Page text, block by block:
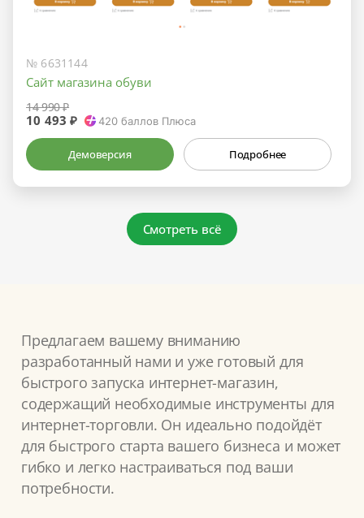
№ 6631144
Сайт магазина обуви
14 990 ₽
10 493 ₽ 420баллов Плюса
Демоверсия Подробнее
Смотреть всё
Предлагаем вашему вниманию
разработанный нами и уже готовый для
быстрого запуска интернет-магазин,
содержащий необходимые инструменты для
интернет-торговли. Он идеально подойдёт
для быстрого старта вашего бизнеса и может
гибко и легко настраиваться под ваши
потребности.